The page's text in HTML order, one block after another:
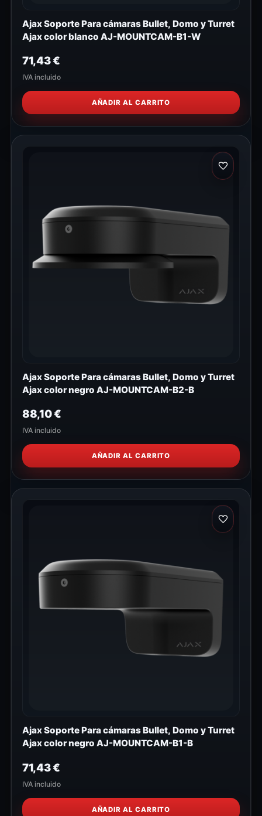
Ajax Soporte Para cámaras Bullet, Domo y Turret
Ajax color blanco AJ-MOUNTCAM-B1-W
71,43€
IVA incluido
AÑADIR AL CARRITO
Ajax Soporte Para cámaras Bullet, Domo y Turret
Ajax color negro AJ-MOUNTCAM-B2-B
88,10€
IVA incluido
AÑADIR AL CARRITO
Ajax Soporte Para cámaras Bullet, Domo y Turret
Ajax color negro AJ-MOUNTCAM-B1-B
71,43€
IVA incluido
AÑADIR AL CARRITO